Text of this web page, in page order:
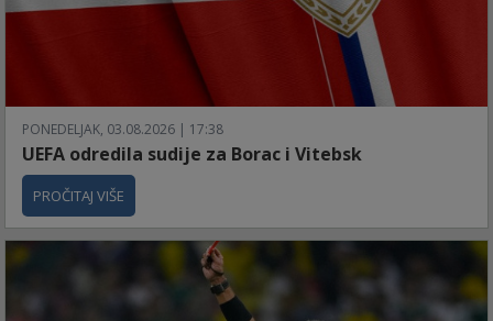
PONEDELJAK, 03.08.2026 | 17:38
UEFA odredila sudije za Borac i Vitebsk
PROČITAJ VIŠE